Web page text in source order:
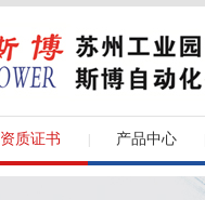
资质证书 产品中心